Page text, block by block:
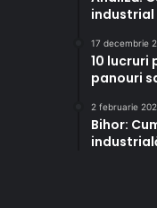
industrial
17 decembrie
10 lucruri
panouri
2 februarie
Bihor: